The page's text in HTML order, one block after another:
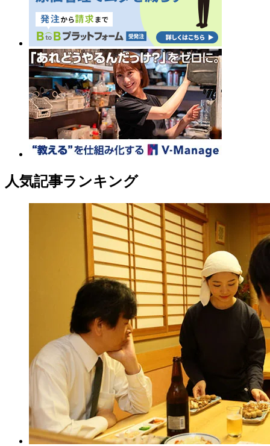
人気記事ランキング